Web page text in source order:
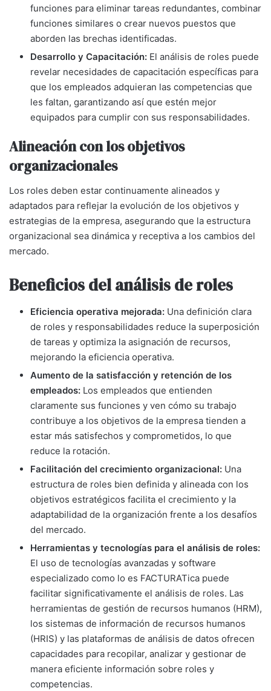
funciones para eliminar tareas redundantes, combinar
funciones similares o crear nuevos puestos que
aborden las brechas identificadas.
Desarrollo y Capacitación: El análisis de roles puede
revelar necesidades de capacitación específicas para
que los empleados adquieran las competencias que
les faltan, garantizando así que estén mejor
equipados para cumplir con sus responsabilidades.
Alineación con los objetivos
organizacionales
Los roles deben estar continuamente alineados y
adaptados para reflejar la evolución de los objetivos y
estrategias de la empresa, asegurando que la estructura
organizacional sea dinámica y receptiva a los cambios del
mercado.
Beneficios del análisis de roles
Eficiencia operativa mejorada: Una definición clara
de roles y responsabilidades reduce la superposición
de tareas y optimiza la asignación de recursos,
mejorando la eficiencia operativa.
Aumento de la satisfacción y retención de los
empleados: Los empleados que entienden
claramente sus funciones y ven cómo su trabajo
contribuye a los objetivos de la empresa tienden a
estar más satisfechos y comprometidos, lo que
reduce la rotación.
Facilitación del crecimiento organizacional: Una
estructura de roles bien definida y alineada con los
objetivos estratégicos facilita el crecimiento y la
adaptabilidad de la organización frente a los desafíos
del mercado.
Herramientas y tecnologías para el análisis de roles:
El uso de tecnologías avanzadas y software
especializado como lo es FACTURATica puede
facilitar significativamente el análisis de roles. Las
herramientas de gestión de recursos humanos (HRM),
los sistemas de información de recursos humanos
(HRIS) y las plataformas de análisis de datos ofrecen
capacidades para recopilar, analizar y gestionar de
manera eficiente información sobre roles y
competencias.